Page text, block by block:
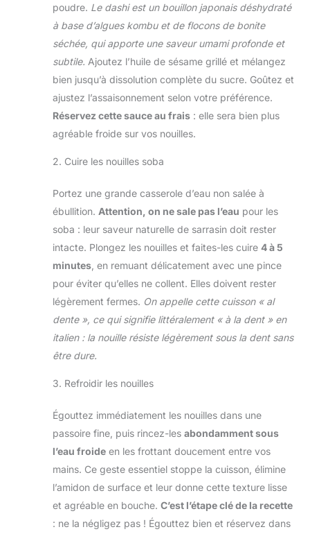
poudre. Le dashi est un bouillon japonais déshydraté
à base d’algues kombu et de flocons de bonite
séchée, qui apporte une saveur umami profonde et
subtile. Ajoutez l’huile de sésame grillé et mélangez
bien jusqu’à dissolution complète du sucre. Goûtez et
ajustez l’assaisonnement selon votre préférence.
Réservez cette sauce au frais : elle sera bien plus
agréable froide sur vos nouilles.
2. Cuire les nouilles soba
Portez une grande casserole d’eau non salée à
ébullition. Attention, on ne sale pas l’eau pour les
soba : leur saveur naturelle de sarrasin doit rester
intacte. Plongez les nouilles et faites-les cuire 4 à 5
minutes , en remuant délicatement avec une pince
pour éviter qu’elles ne collent. Elles doivent rester
légèrement fermes. On appelle cette cuisson « al
dente », ce qui signifie littéralement « à la dent » en
italien : la nouille résiste légèrement sous la dent sans
être dure.
3. Refroidir les nouilles
Égouttez immédiatement les nouilles dans une
passoire fine, puis rincez-les abondamment sous
l’eau froide en les frottant doucement entre vos
mains. Ce geste essentiel stoppe la cuisson, élimine
l’amidon de surface et leur donne cette texture lisse
et agréable en bouche. C’est l’étape clé de la recette
: ne la négligez pas ! Égouttez bien et réservez dans